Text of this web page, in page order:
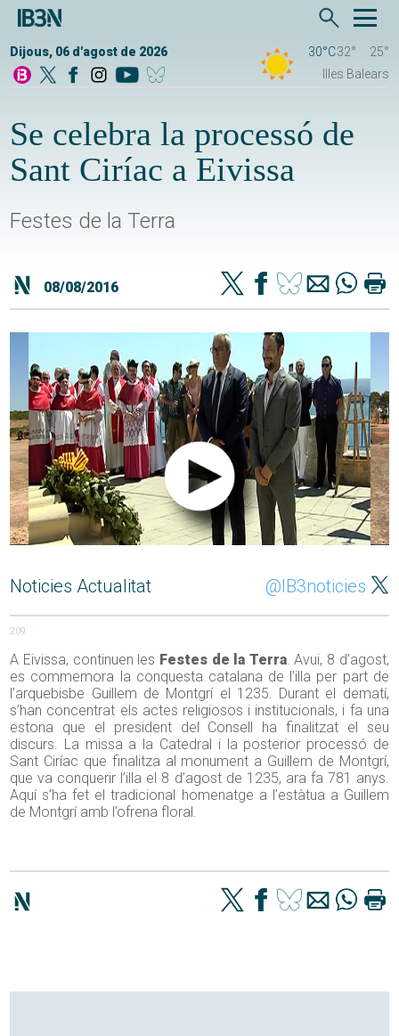
Dijous, 06 d'agost de 2026 30°C32°
25°
Illes Balears
Se celebra la processó de
Sant Ciríac a Eivissa
Festes de la Terra
08/08/2016
Noticies Actualitat @IB3noticies
209
A Eivissa, continuen les Festes de la Terra. Avui, 8 d’agost,
es commemora la conquesta catalana de l’illa per part de
l’arquebisbe Guillem de Montgrí el 1235. Durant el dematí,
s’han concentrat els actes religiosos i institucionals, i fa una
estona que el president del Consell ha finalitzat el seu
discurs. La missa a la Catedral i la posterior processó de
Sant Ciríac que finalitza al monument a Guillem de Montgrí,
que va conquerir l’illa el 8 d’agost de 1235, ara fa 781 anys.
Aquí s’ha fet el tradicional homenatge a l’estàtua a Guillem
de Montgrí amb l’ofrena floral.